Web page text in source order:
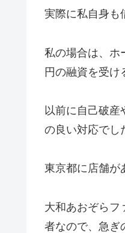
実際に私自身も
私の場合は、ホ
円の融資を受け
以前に自己破
の良い対応でし
東京都に店舗が
大和あおぞらフ
者なので、急ぎ